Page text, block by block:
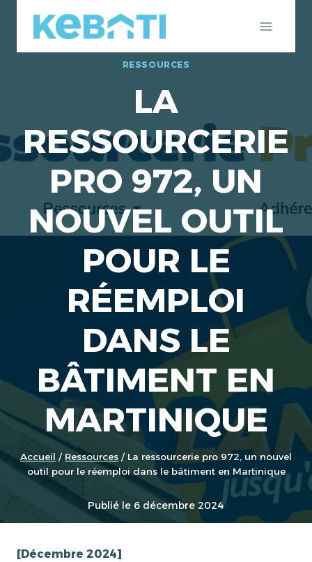
contenu
RESSOURCES
LA
RESSOURCERIE
PRO 972, UN
NOUVEL OUTIL
POUR LE
RÉEMPLOI
DANS LE
BÂTIMENT EN
MARTINIQUE
Accueil / Ressources / La ressourcerie pro 972, un nouvel
outil pour le réemploi dans le bâtiment en Martinique
Publié le 6 décembre 2024
[Décembre 2024]